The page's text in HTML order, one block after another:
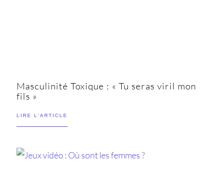
Masculinité Toxique : « Tu seras viril mon
fils »
LIRE L'ARTICLE